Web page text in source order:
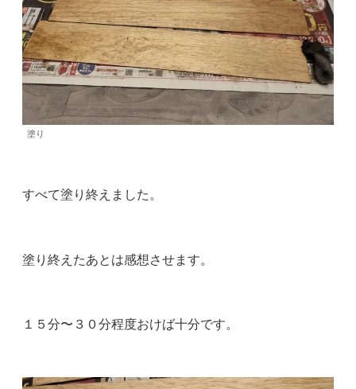
塗り
すべて塗り終えました。
塗り終えたあとは感想させます。
１５分〜３０分程度おけば十分です。